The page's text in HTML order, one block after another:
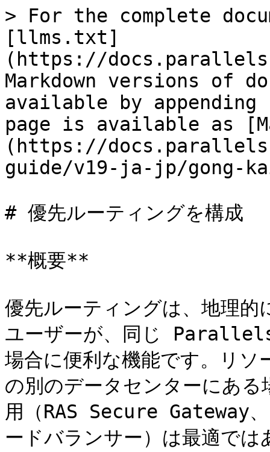
> For the complete
[llms.txt]
(https://
Markdown versions of
available by
page is available as
(https://
guide/v19-ja-jp/gong-
# 優先ルーティングを構成
**概要**
優先ルーティングは、地理
ユーザーが、同じ
場合に便利な機能です。リ
の別のデータセンターにあ
用（RAS Secure Gateway
ードバランサー）は最適で